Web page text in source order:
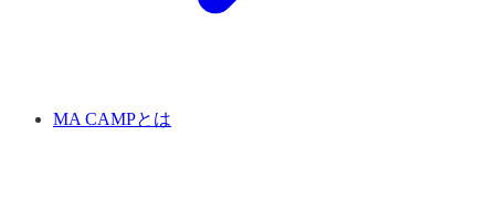
MA CAMPとは